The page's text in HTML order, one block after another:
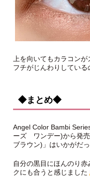
上を向いてもカラコン
フチがじんわりしている
◆まとめ◆
Angel Color Bambi
ーズ ワンデー)から発売
ブラウン)」はいかがだ
自分の黒目にほんのり
クにも合うと感じました